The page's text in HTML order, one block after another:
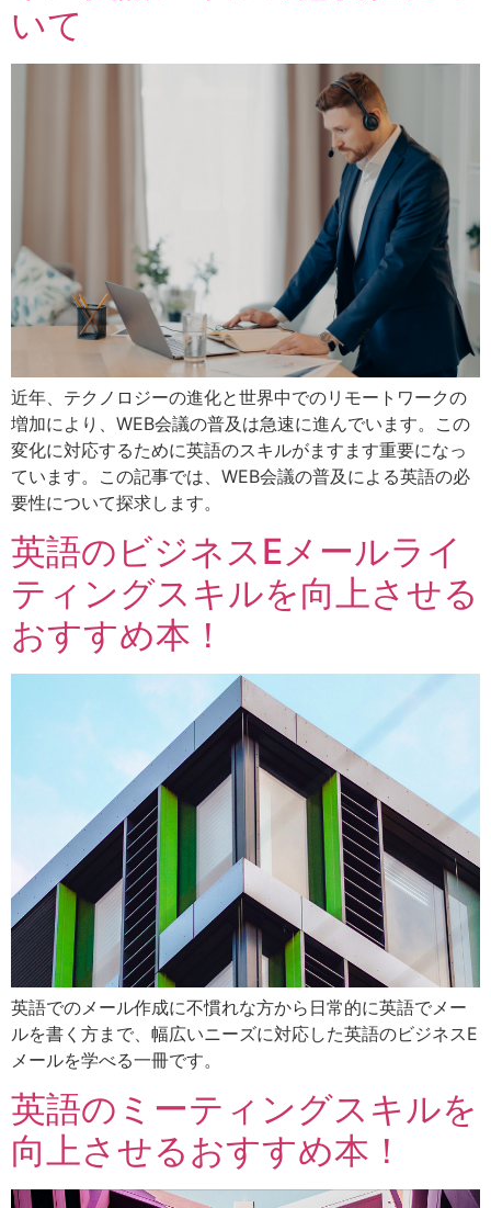
いて
近年、テクノロジーの進化と世界中でのリモートワークの
増加により、WEB会議の普及は急速に進んでいます。この
変化に対応するために英語のスキルがますます重要になっ
ています。この記事では、WEB会議の普及による英語の必
要性について探求します。
英語のビジネスEメールライ
ティングスキルを向上させる
おすすめ本！
英語でのメール作成に不慣れな方から日常的に英語でメー
ルを書く方まで、幅広いニーズに対応した英語のビジネスE
メールを学べる一冊です。
英語のミーティングスキルを
向上させるおすすめ本！